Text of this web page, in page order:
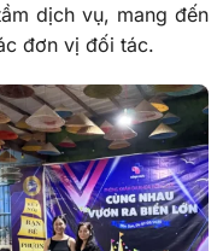
dịch vụ, mang đến
đơn vị đối tác.